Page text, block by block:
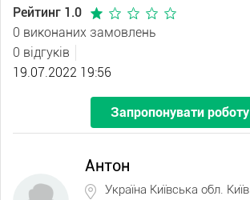
Рейтинг 1.0
0 виконаних замовлень
0 відгуків
19.07.2022 19:56
Запропонувати роботу
Антон
Україна Київська обл. Київ